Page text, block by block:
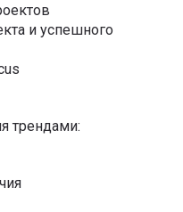
и успешного
трендами: